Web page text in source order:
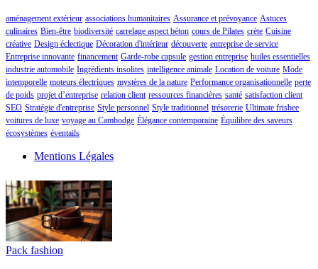
aménagement extérieur associations humanitaires Assurance et prévoyance Astuces
culinaires Bien-être biodiversité carrelage aspect béton cours de Pilates crète Cuisine
créative Design éclectique Décoration d'intérieur découverte entreprise de service
Entreprise innovante financement Garde-robe capsule gestion entreprise huiles essentielles
industrie automobile Ingrédients insolites intelligence animale Location de voiture Mode
intemporelle moteurs électriques mystères de la nature Performance organisationnelle perte
de poids projet d’entreprise relation client ressources financières santé satisfaction client
SEO Stratégie d'entreprise Style personnel Style traditionnel trésorerie Ultimate frisbee
voitures de luxe voyage au Cambodge Élégance contemporaine Équilibre des saveurs
écosystèmes éventails
Mentions Légales
Pack fashion